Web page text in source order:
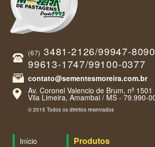
(67) 3481-2126/99947-8090
99613-1747/99100-0377
contato@sementesmoreira.com.br
Av. Coronel Valencio de Brum, nº 1501
Vila Limeira, Amambai / MS - 79.990-
© 2015 Todos os direitos reservados
Início Produtos